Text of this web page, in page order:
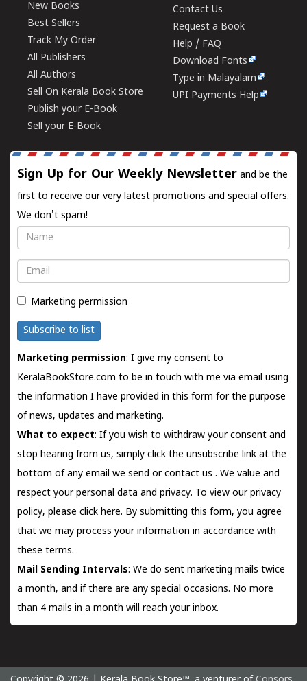
New Books
Best Sellers
Track My Order
All Publishers
All Authors
Sell On Kerala Book Store
Publish your E-Book
Sell your E-Book
Contact Us
Request a Book
Help / FAQ
Download Fonts
Type in Malayalam
UPI Payments Help
Sign Up for Our Weekly Newsletter and be the
first to receive our very latest promotions and special offers.
We don't spam!
Name
Email
Marketing permission
Subscribe to list
Marketing permission: I give my consent to
KeralaBookStore.com to be in touch with me via email using
the information I have provided in this form for the purpose
of news, updates and marketing.
What to expect: If you wish to withdraw your consent and
stop hearing from us, simply click the unsubscribe link at the
bottom of any email we send orcontact us . We value and
respect your personal data and privacy. To view our privacy
policy, please click here. By submitting this form, you agree
that we may process your information in accordance with
these terms.
Mail Sending Intervals: We do sent marketing mails twice
a month, and if there are any special occasions. No more
than 4 mails in a month will reach your inbox.